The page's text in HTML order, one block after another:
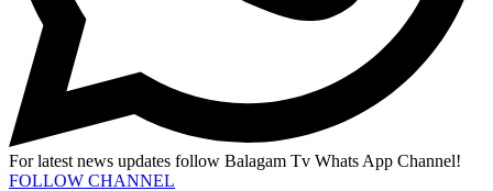
For latest news updates follow Balagam Tv Whats App Channel!
FOLLOW CHANNEL